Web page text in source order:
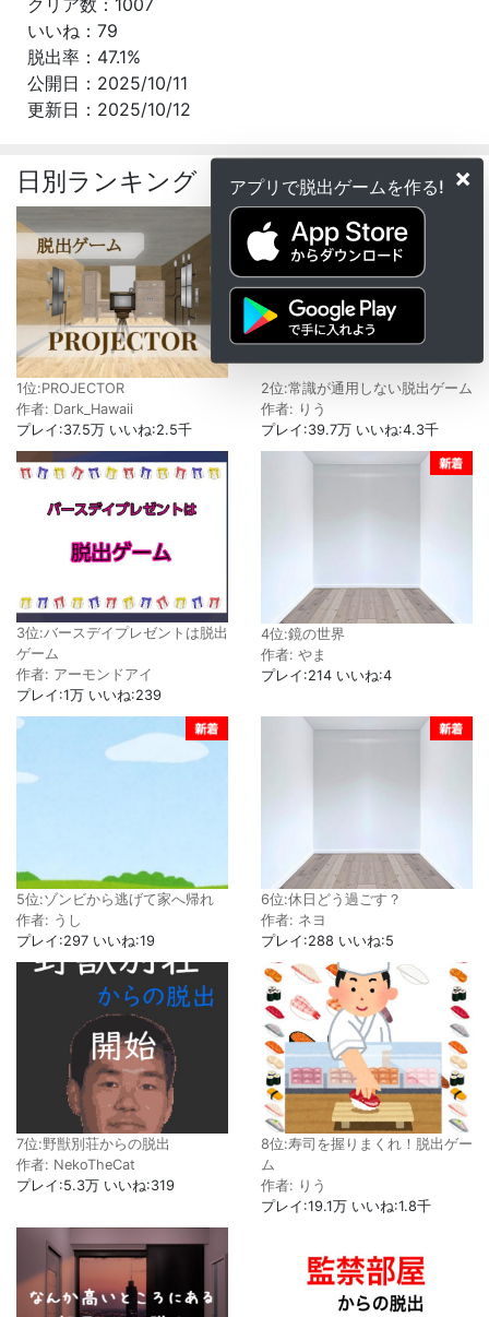
×
アプリで脱出ゲームを作る!
クリア数：1007
いいね：79
脱出率：47.1%
公開日：2025/10/11
更新日：2025/10/12
日別ランキング
1位:PROJECTOR
作者: Dark_Hawaii
プレイ:37.5万 いいね:2.5千
2位:常識が通用しない脱出ゲーム
作者: りう
プレイ:39.7万 いいね:4.3千
3位:バースデイプレゼントは脱出
ゲーム
作者: アーモンドアイ
プレイ:1万 いいね:239
4位:鏡の世界
作者: やま
プレイ:214 いいね:4
5位:ゾンビから逃げて家へ帰れ
作者: うし
プレイ:297 いいね:19
6位:休日どう過ごす？
作者: ネヨ
プレイ:288 いいね:5
7位:野獣別荘からの脱出
作者: NekoTheCat
プレイ:5.3万 いいね:319
8位:寿司を握りまくれ！脱出ゲー
ム
作者: りう
プレイ:19.1万 いいね:1.8千